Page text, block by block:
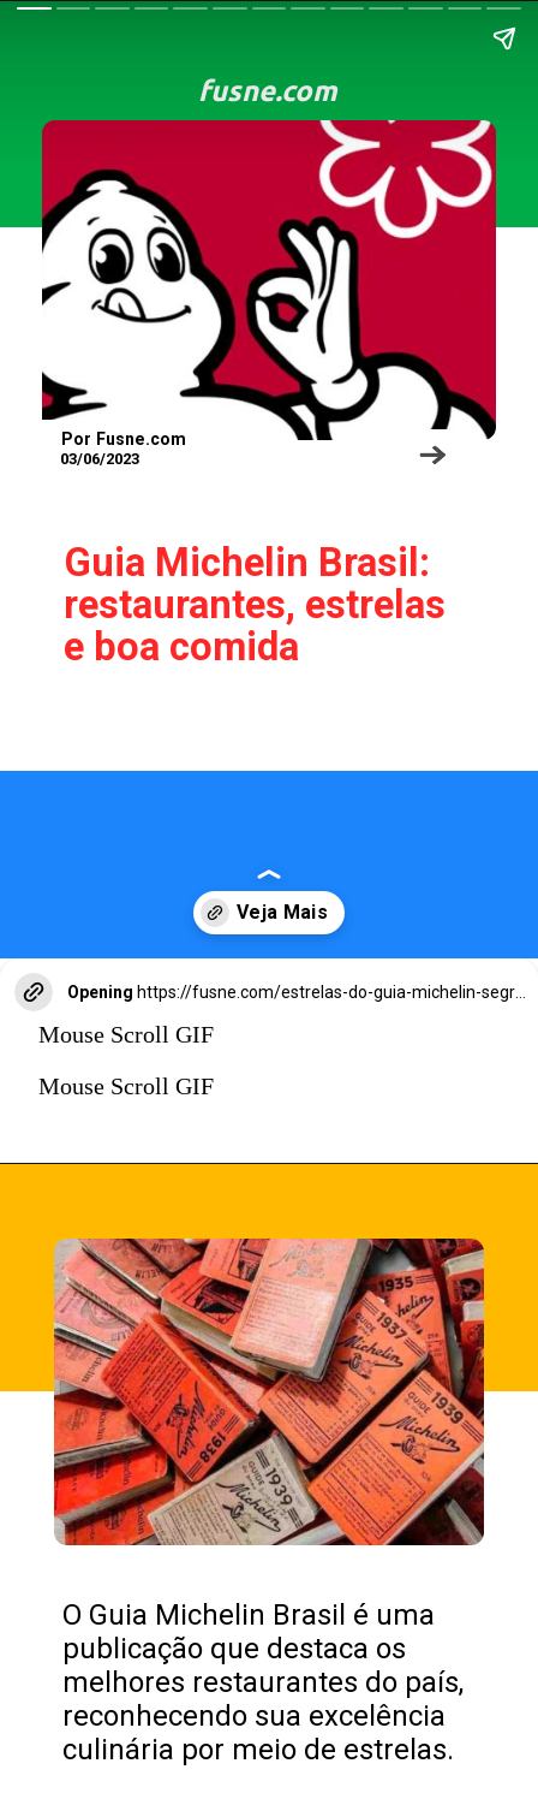
Por Fusne.com
03/06/2023
Guia Michelin Brasil:
restaurantes, estrelas
e boa comida
fusne.com
Opening https://fusne.com/estrelas-do-guia-michelin-segredos-dos-melhores-restaurantes-revelados.html?tipo=amp
Mouse Scroll GIF
Mouse Scroll GIF
O Guia Michelin Brasil é uma
publicação que destaca os
melhores restaurantes do país,
reconhecendo sua excelência
culinária por meio de estrelas.